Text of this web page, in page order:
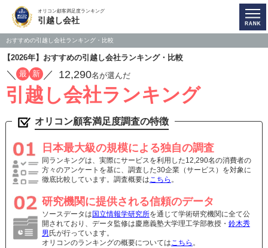
オリコン顧客満足度ランキング
引越し会社
おすすめの引越し会社ランキング・比較
【2026年】おすすめの引越し会社ランキング・比較
／ 最 新 ／ 12,290名が選んだ
引越し会社ランキング
オリコン顧客満足度調査の特徴
日本最大級の規模による独自の調査
同ランキングは、実際にサービスを利用した12,290名の消費者の
方々のアンケートを基に、調査した30企業（サービス）を対象に
徹底比較しています。調査概要はこちら 。
研究機関に提供される信頼のデータ
ソースデータは 国立情報学研究所を通じて学術研究機関に全て公
開されており、データ監修は慶應義塾大学理工学部教授・ 鈴木秀
男 氏が行っています。
オリコンのランキングの概要についてはこちら 。